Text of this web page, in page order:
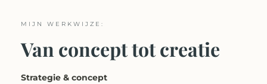
MIJN WERKWIJZE:
Van concept tot creatie
Strategie & concept